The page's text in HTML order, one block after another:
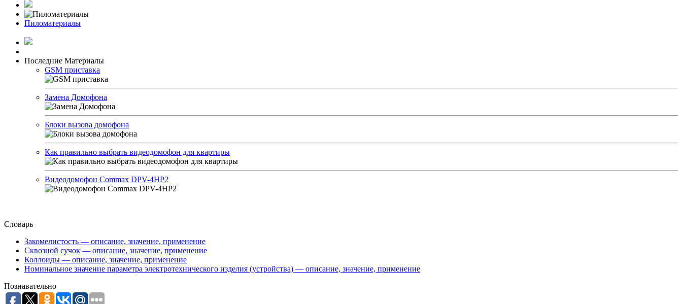
Пиломатериалы
Последние Материалы
GSM приставка
Замена Домофона
Блоки вызова домофона
Как правильно выбрать видеодомофон для квартиры
Видеодомофон Commax DPV-4HP2
Словарь
Закомелистость — описание, значение, применение
Сквозной сучок — описание, значение, применение
Коллоиды — описание, значение, применение
Номинальное значение параметра электротехнического изделия (устройства) — описание, значение, применение
Познавательно